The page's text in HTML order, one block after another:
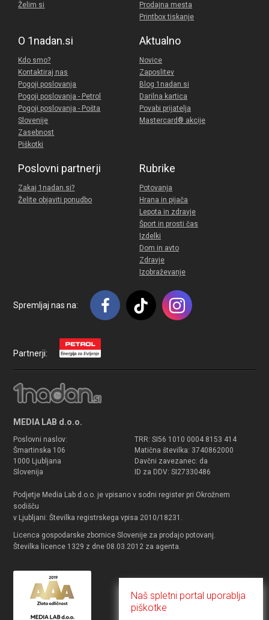
Želim si
Prodajna mesta
Printbox tiskanje
O 1nadan.si
Kdo smo?
Kontaktiraj nas
Pogoji poslovanja
Pogoji poslovanja - Petrol
Pogoji poslovanja - Pošta
Slovenije
Zasebnost
Piškotki
Aktualno
Novice
Zaposlitev
Blog 1nadan.si
Darilna kartica
Povabi prijatelja
Mastercard® akcije
Poslovni partnerji
Zakaj 1nadan.si?
Želite objaviti ponudbo
Rubrike
Potovanja
Hrana in pijača
Lepota in zdravje
Šport in prosti čas
Izdelki
Dom in avto
Zdravje
Izobraževanje
Spremljaj nas na:
Partnerji:
MEDIA LAB d.o.o.
Poslovni naslov:
Šmartinska 106
1000 Ljubljana
Slovenija
TRR: SI56 1010 0004 8153 414
Matična številka: 3740862000
Davčni zavezanec: da
ID za DDV: SI27330486
Podjetje Media Lab d.o.o. je vpisano v sodni register pri Okrožnem
sodišču
v Ljubljani: Številka registrskega vpisa 2010/18231.
Licenca gospodarske zbornice Slovenije za prodajo potovanj.
Številka licence 1329 z dne 08.03.2012 za agenta.
Naš spletni portal uporablja
piškotke